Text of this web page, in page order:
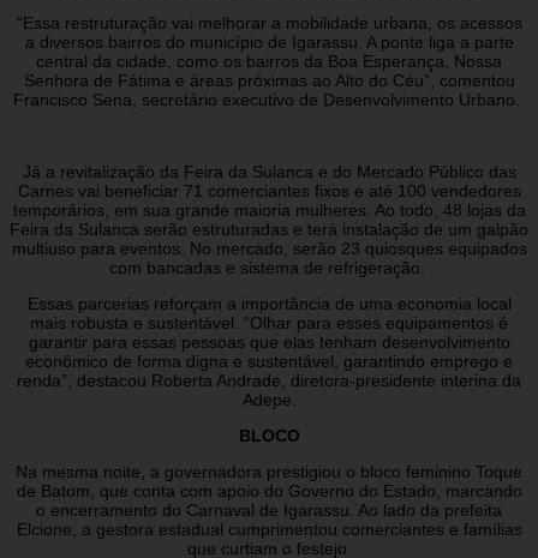
“Essa restruturação vai melhorar a mobilidade urbana, os acessos
a diversos bairros do município de Igarassu. A ponte liga a parte
central da cidade, como os bairros da Boa Esperança, Nossa
Senhora de Fátima e áreas próximas ao Alto do Céu”, comentou
Francisco Sena, secretário executivo de Desenvolvimento Urbano.
Já a revitalização da Feira da Sulanca e do Mercado Público das
Carnes vai beneficiar 71 comerciantes fixos e até 100 vendedores
temporários, em sua grande maioria mulheres. Ao todo, 48 lojas da
Feira da Sulanca serão estruturadas e terá instalação de um galpão
multiuso para eventos. No mercado, serão 23 quiosques equipados
com bancadas e sistema de refrigeração.
Essas parcerias reforçam a importância de uma economia local
mais robusta e sustentável. “Olhar para esses equipamentos é
garantir para essas pessoas que elas tenham desenvolvimento
econômico de forma digna e sustentável, garantindo emprego e
renda”, destacou Roberta Andrade, diretora-presidente interina da
Adepe.
BLOCO
Na mesma noite, a governadora prestigiou o bloco feminino Toque
de Batom, que conta com apoio do Governo do Estado, marcando
o encerramento do Carnaval de Igarassu. Ao lado da prefeita
Elcione, a gestora estadual cumprimentou comerciantes e famílias
que curtiam o festejo.